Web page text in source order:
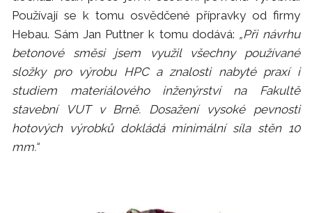
Používají se k tomu osvědčené přípravky od firmy
Hebau. Sám Jan Puttner k tomu dodává: „Při návrhu
betonové směsi jsem využil všechny používané
složky pro výrobu HPC a znalosti nabyté praxí i
studiem materiálového inženýrství na Fakultě
stavební VUT v Brně. Dosažení vysoké pevnosti
hotových výrobků dokládá minimální síla stěn 10
mm.“